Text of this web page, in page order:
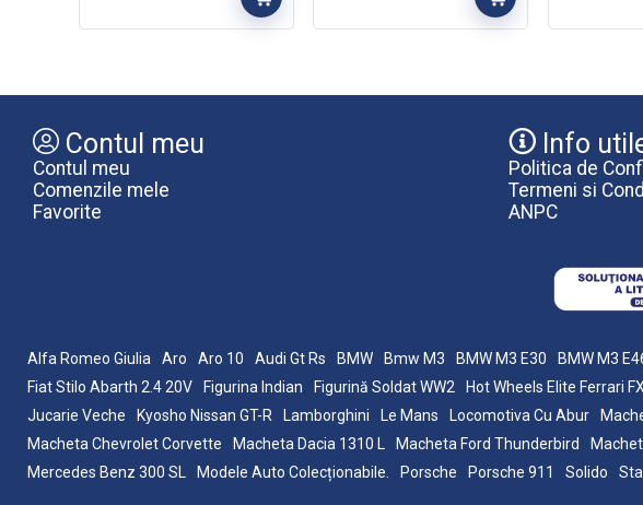
Contul meu
Contul meu
Comenzile mele
Favorite
Info
Politica de
Termeni si
ANPC
Alfa Romeo Giulia Aro Aro 10 Audi Gt Rs BMW Bmw M3 BMW M3 E30 BMW M3
Fiat Stilo Abarth 2.4 20V
Figurina Indian Figurină Soldat WW2 Hot Wheels Elite Ferrari
Jucarie Veche
Kyosho Nissan GT-R Lamborghini Le Mans Locomotiva Cu Abur
Macheta Chevrolet Corvette
Macheta Dacia 1310 L Macheta Ford Thunderbird
Mercedes Benz 300 SL
Modele Auto Colecționabile. Porsche Porsche 911 Solido